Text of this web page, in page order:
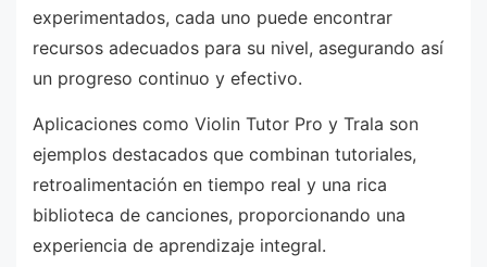
experimentados, cada uno puede encontrar
recursos adecuados para su nivel, asegurando así
un progreso continuo y efectivo.
Aplicaciones como Violin Tutor Pro y Trala son
ejemplos destacados que combinan tutoriales,
retroalimentación en tiempo real y una rica
biblioteca de canciones, proporcionando una
experiencia de aprendizaje integral.